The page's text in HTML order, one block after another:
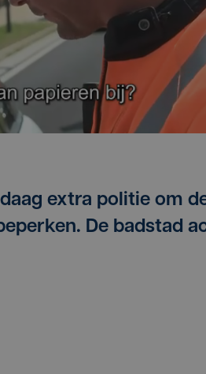
extra politie om
De badstad